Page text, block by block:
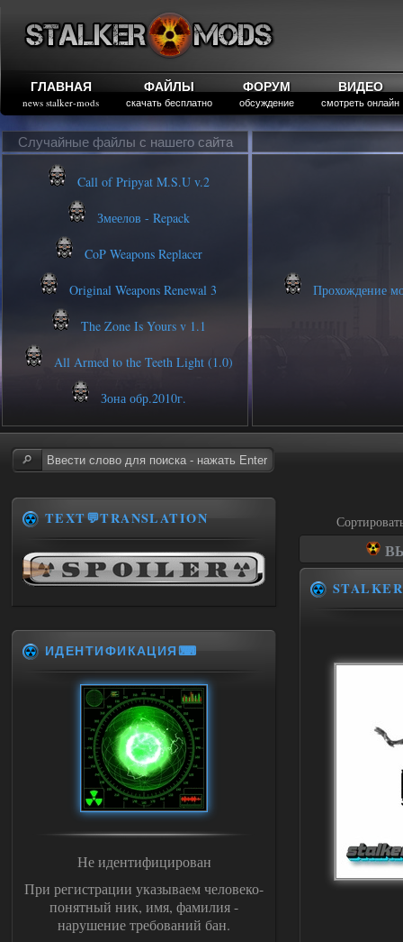
ГЛАВНАЯ
news stalker-mods
ФАЙЛЫ
скачать бесплатно
ФОРУМ
обсуждение
ВИДЕО
смотреть онлайн
Случайные файлы с нашего сайта
Call of Pripyat M.S.U v.2
Змеелов - Repack
CoP Weapons Replacer
Original Weapons Renewal 3
The Zone Is Yours v 1.1
All Armed to the Teeth Light (1.0)
Зона обр.2010г.
Прохождение
TEXT💬TRANSLATION
ИДЕНТИФИКАЦИЯ⌨
Не идентифицирован
При регистрации указываем человеко-
понятный ник, имя, фамилия -
нарушение требований бан.